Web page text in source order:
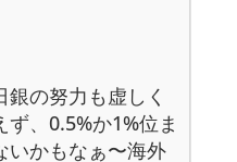
の努力も虚しく
、0.5%か1%位ま
いかもなぁ〜海外